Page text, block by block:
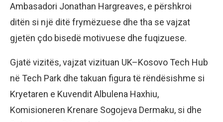
Ambasadori Jonathan Hargreaves, e përshkroi
ditën si një ditë frymëzuese dhe tha se vajzat
gjetën çdo bisedë motivuese dhe fuqizuese.
Gjatë vizitës, vajzat vizituan UK–Kosovo Tech Hub
në Tech Park dhe takuan figura të rëndësishme si
Kryetaren e Kuvendit Albulena Haxhiu,
Komisioneren Krenare Sogojeva Dermaku, si dhe